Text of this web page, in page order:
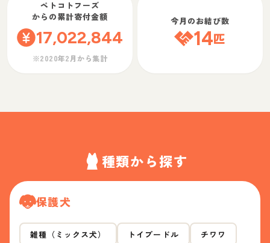
ペトコトフーズ
からの累計寄付金額
17,022,844
※2020年2月から集計
今月のお結び数
14匹
種類から探す
保護犬
雑種（ミックス犬） トイプードル チワワ